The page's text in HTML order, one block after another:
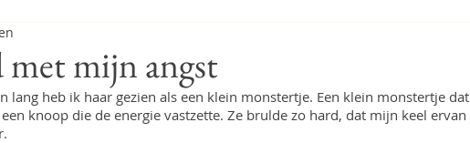
mijn angst
lang heb ik haar gezien als een klein monstertje. Een klein monstertje dat
knoop die de energie vastzette. Ze brulde zo hard, dat mijn keel ervan